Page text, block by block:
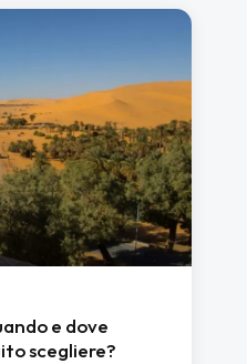
e dove
scegliere?